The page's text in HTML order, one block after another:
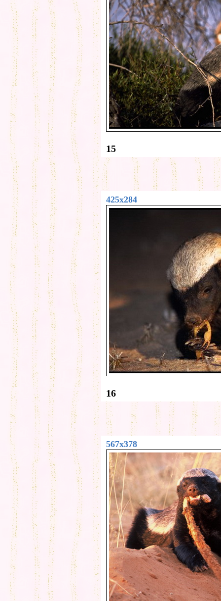
15
425x284
16
567x378